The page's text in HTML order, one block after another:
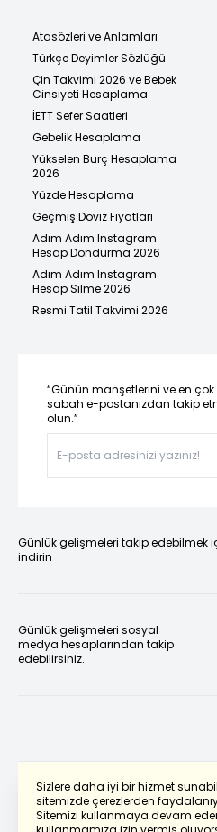
Sizlere daha iyi bir hizmet
sitemizde çerezlerden
Sitemizi kullanmaya devam
Atasözleri ve Anlamları
Türkçe Deyimler Sözlüğü
Çin Takvimi 2026 ve Bebek
Cinsiyeti Hesaplama
İETT Sefer Saatleri
Gebelik Hesaplama
Yükselen Burç Hesaplama
2026
Yüzde Hesaplama
Geçmiş Döviz Fiyatları
Adım Adım Instagram
Hesap Dondurma 2026
Adım Adım Instagram
Hesap Silme 2026
Resmi Tatil Takvimi 2026
“Günün manşetlerini ve en
sabah e-postanızdan takip
olun.”
Günlük gelişmeleri takip edebilmek
indirin
Günlük gelişmeleri sosyal
medya hesaplarından takip
edebilirsiniz.
Powered by